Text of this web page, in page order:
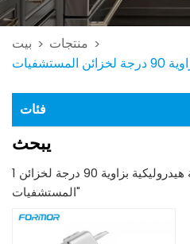
بيت > منتجات >
فئات
يبحث
1 تم العثور على نتائج لـ "مفصلة هيدروليكية بزاوية 90 درجة لخزائن
المستشفيات"